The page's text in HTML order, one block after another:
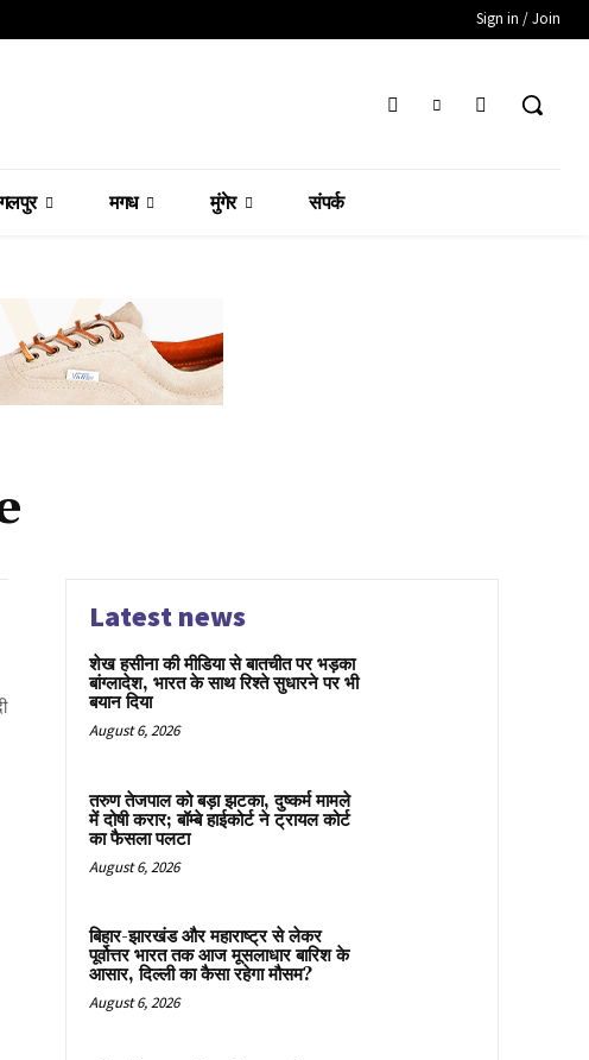
Sign in / Join
मगध मुंगेर संपर्क
Latest news
शेख हसीना की मीडिया से बातचीत पर भड़का
बांग्लादेश, भारत के साथ रिश्ते सुधारने पर भी
बयान दिया
August 6, 2026
तरुण तेजपाल को बड़ा झटका, दुष्कर्म मामले
में दोषी करार; बॉम्बे हाईकोर्ट ने ट्रायल कोर्ट
का फैसला पलटा
August 6, 2026
बिहार-झारखंड और महाराष्ट्र से लेकर
पूर्वोत्तर भारत तक आज मूसलाधार बारिश के
आसार, दिल्ली का कैसा रहेगा मौसम?
August 6, 2026